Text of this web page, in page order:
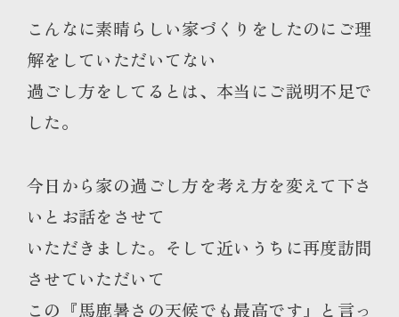
こんなに素晴らしい家づくりをしたのにご理
解をしていただいてない
過ごし方をしてるとは、本当にご説明不足で
した。
今日から家の過ごし方を考え方を変えて下さ
いとお話をさせて
いただきました。そして近いうちに再度訪問
させていただいて
この『馬鹿暑さの天候でも最高です』と言っ